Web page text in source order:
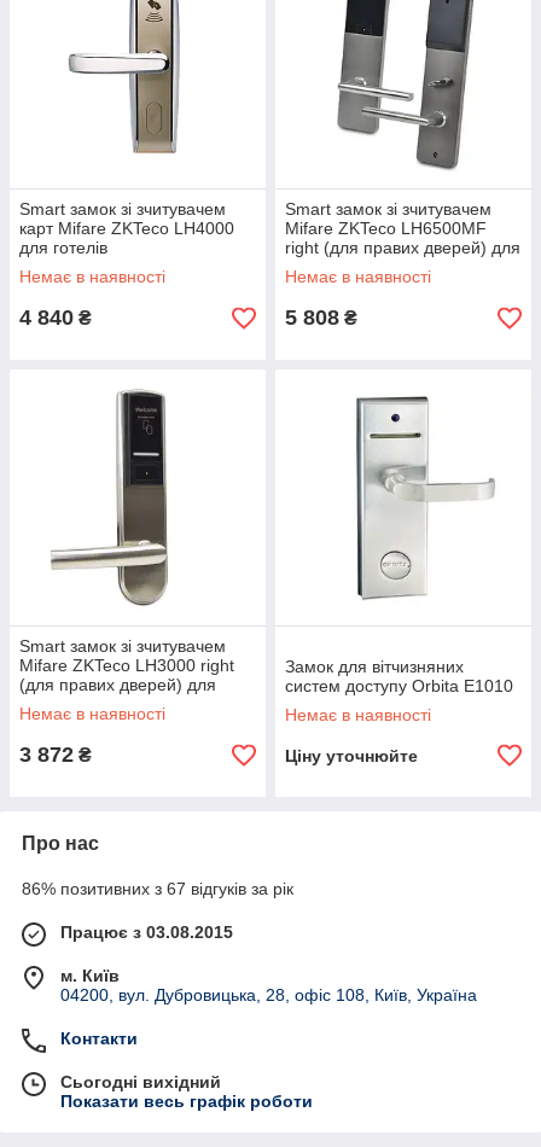
Smart замок зі зчитувачем
карт Mifare ZKTeco LH4000
для готелів
Немає в наявності
4 840 ₴
Smart замок зі зчитувачем
Mifare ZKTeco LH6500MF
right (для правих дверей) для
готелів
Немає в наявності
5 808 ₴
Smart замок зі зчитувачем
Mifare ZKTeco LH3000 right
(для правих дверей) для
готелів
Немає в наявності
3 872 ₴
Замок для вітчизняних
систем доступу Orbita E1010
Немає в наявності
Ціну уточнюйте
Про нас
86% позитивних з 67 відгуків за рік
Працює з 03.08.2015
м. Київ
04200, вул. Дубровицька, 28, офіс 108, Київ, Україна
Контакти
Сьогодні вихідний
Показати весь графік роботи